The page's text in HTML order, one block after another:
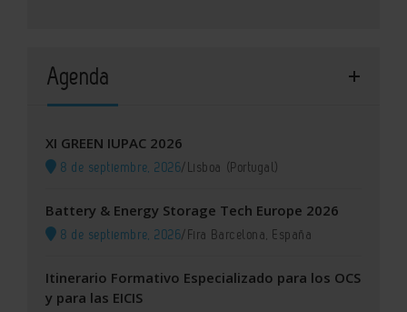
Agenda
XI GREEN IUPAC 2026
8 de septiembre, 2026/Lisboa (Portugal)
Battery & Energy Storage Tech Europe 2026
8 de septiembre, 2026/Fira Barcelona, España
Itinerario Formativo Especializado para los OCS
y para las EICIS